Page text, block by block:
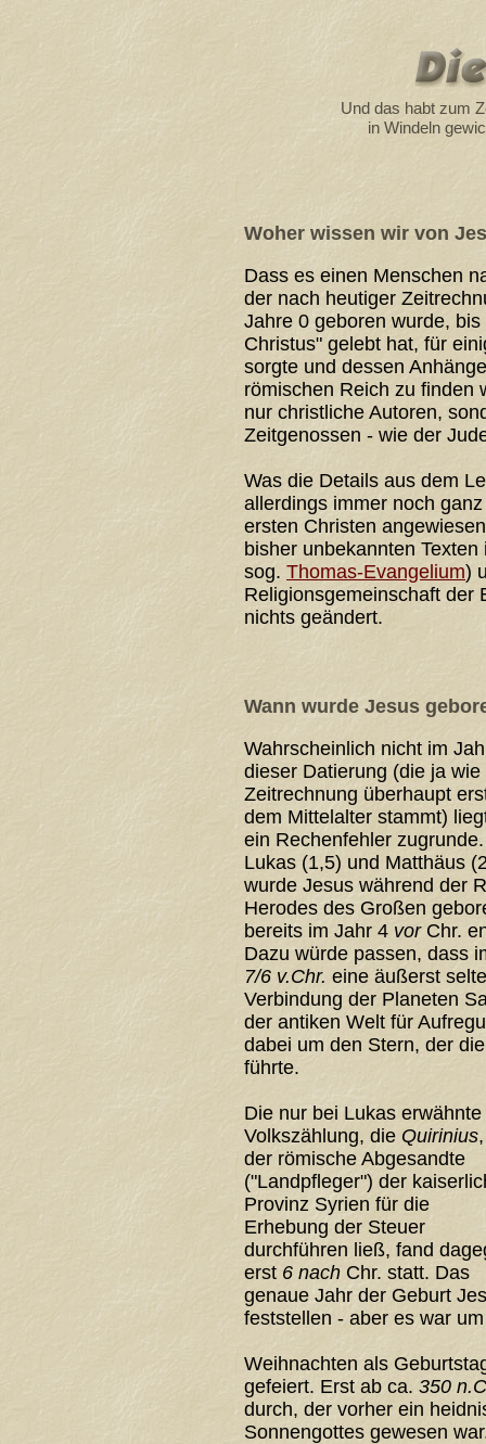
Und das habt zum
in Windeln
Woher wissen wir von
Dass es einen Menschen
der nach heutiger
Jahre 0 geboren wurde,
Christus" gelebt hat, für
sorgte und dessen
römischen Reich zu finden
nur christliche Autoren,
Zeitgenossen - wie der
Was die Details aus dem
allerdings immer noch
ersten Christen
bisher unbekannten
sog. Thomas-Evangelium)
Religionsgemeinschaft der
nichts geändert.
Wann wurde Jesus
Wahrscheinlich nicht im
dieser Datierung (die ja wie
Zeitrechnung überhaupt
dem Mittelalter stammt)
ein Rechenfehler
Lukas (1,5) und Matthäus
wurde Jesus während der
Herodes des Großen
bereits im Jahr 4 vorChr.
Dazu würde passen, dass
7/6 v.Chr. eine äußerst
Verbindung der Planeten
der antiken Welt für
dabei um den Stern, der
führte.
Die nur bei Lukas erwähnte
Volkszählung, die Quirinius,
der römische Abgesandte
("Landpfleger") der
Provinz Syrien für die
Erhebung der Steuer
durchführen ließ, fand
erst 6 nach Chr. statt. Das
genaue Jahr der Geburt
feststellen - aber es war
Weihnachten als
gefeiert. Erst ab ca. 350
durch, der vorher ein
Sonnengottes gewesen